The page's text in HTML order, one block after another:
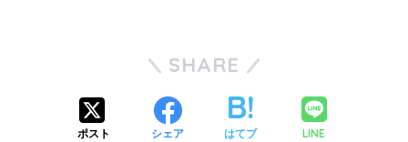
SHARE
ポスト シェア はてブ LINE